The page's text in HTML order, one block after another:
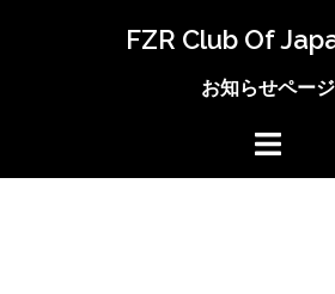
へ
FZR Club Of
お知らせページ